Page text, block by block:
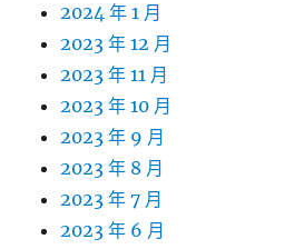
2024 年 1 月
2023 年 12 月
2023 年 11 月
2023 年 10 月
2023 年 9 月
2023 年 8 月
2023 年 7 月
2023 年 6 月